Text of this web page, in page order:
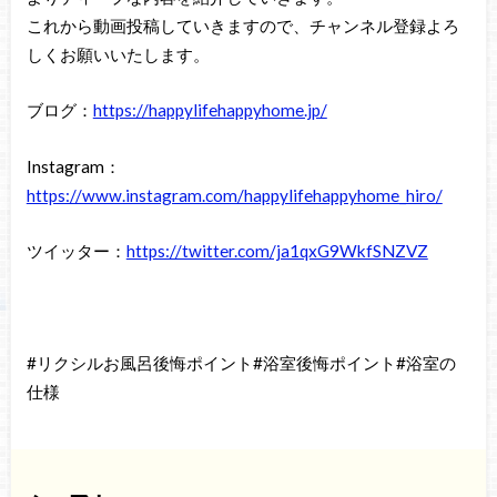
これから動画投稿していきますので、チャンネル登録よろ
しくお願いいたします。
ブログ： https://happylifehappyhome.jp/
Instagram：
https://www.instagram.com/happylifehappyhome_hiro/
ツイッター： https://twitter.com/ja1qxG9WkfSNZVZ
#リクシルお風呂後悔ポイント#浴室後悔ポイント#浴室の
仕様